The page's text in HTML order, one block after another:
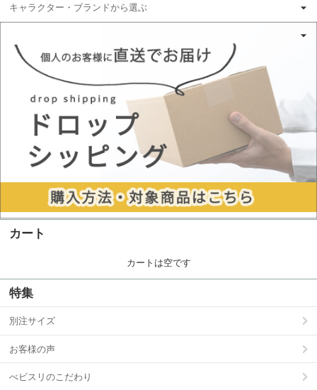
キャラクター・ブランドから選ぶ
カート
カートは空です
特集
別注サイズ
お客様の声
べビスリのこだわり